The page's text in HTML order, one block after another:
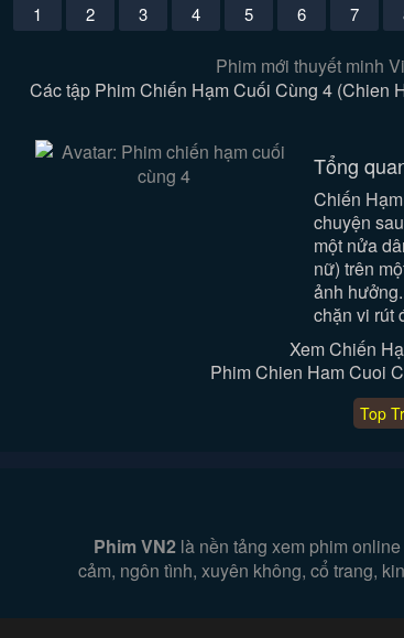
1 2 3 4 5 6 7
Phim mới thuyết minh
Các tập Phim Chiến Hạm Cuối Cùng 4 (Chien
Tổng
Chiến
chuyện
một nửa
nữ) trên
ảnh
chặn vi rút
Xem Chiến
Phim Chien Ham Cuoi
Top
Phim VN2 là nền tảng xem phim
cảm, ngôn tình, xuyên không, cổ trang,